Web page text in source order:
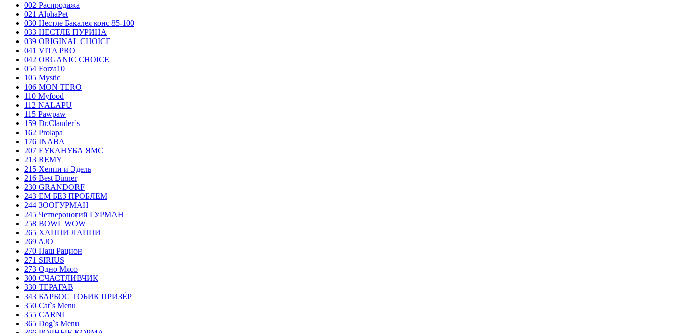
002 Распродажа
021 AlphaPet
030 Нестле Бакалея конc 85-100
033 НЕСТЛЕ ПУРИНА
039 ORIGINAL CHOICE
041 VITA PRO
042 ORGANIC CHOICE
054 Forza10
105 Mystic
106 MON TERO
110 Myfood
112 NALAPU
115 Pawpaw
159 Dr.Clauder`s
162 Prolapa
176 INABA
207 ЕУКАНУБА ЯМС
213 REMY
215 Хеппи и Эдель
216 Best Dinner
230 GRANDORF
243 ЕМ БЕЗ ПРОБЛЕМ
244 ЗООГУРМАН
245 Четвероногий ГУРМАН
258 BOWL WOW
265 ХАППИ ЛАППИ
269 AJO
270 Наш Рацион
271 SIRIUS
273 Одно Мясо
300 СЧАСТЛИВЧИК
330 ТЕРАГАВ
343 БАРБОС ТОБИК ПРИЗЁР
350 Cat`s Menu
355 CARNI
365 Dog`s Menu